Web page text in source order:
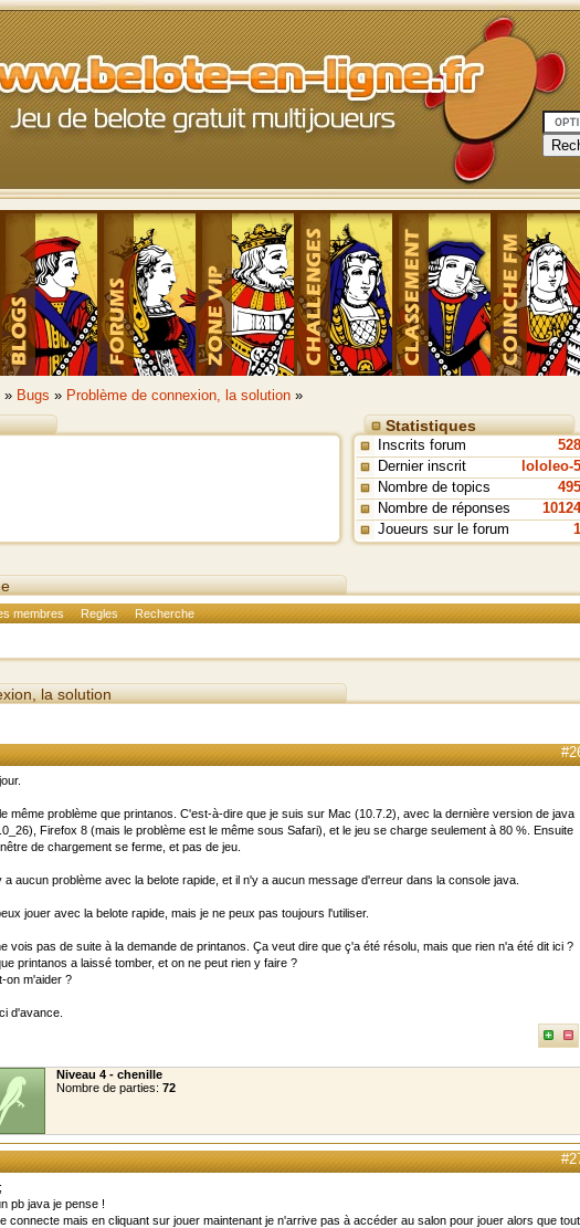
» Bugs » Problème de connexion, la solution »
Statistiques
Inscrits forum
lololeo-
Dernier inscrit
Nombre de topics
Nombre de réponses
Joueurs sur le forum
membres Regles
Recherche
la solution
même problème que printanos. C'est-à-dire que je suis sur Mac (10.7.2), avec la dernière version de java
Firefox 8 (mais le problème est le même sous Safari), et le jeu se charge seulement à 80 %. Ensuite
de chargement se ferme, et pas de jeu.
a aucun problème avec la belote rapide, et il n'y a aucun message d'erreur dans la console java.
jouer avec la belote rapide, mais je ne peux pas toujours l'utiliser.
vois pas de suite à la demande de printanos. Ça veut dire que ç'a été résolu, mais que rien n'a été dit ici ?
printanos a laissé tomber, et on ne peut rien y faire ?
on m'aider ?
d'avance.
Niveau 4 - chenille
Nombre de parties: 72
pb java je pense !
connecte mais en cliquant sur jouer maintenant je n'arrive pas à accéder au salon pour jouer alors que tout